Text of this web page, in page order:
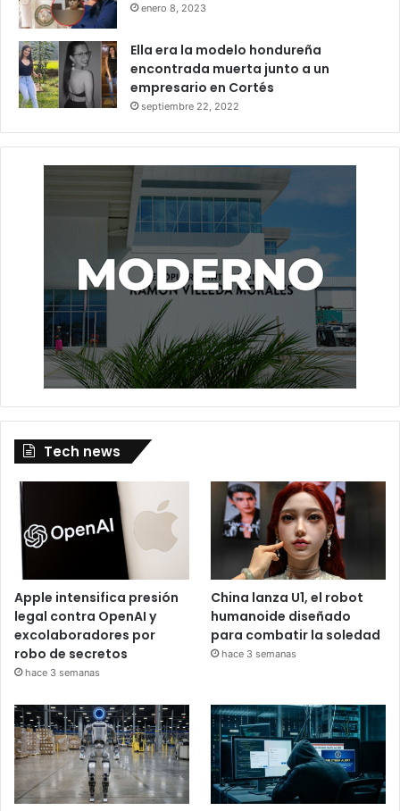
enero 8, 2023
Ella era la modelo hondureña
encontrada muerta junto a un
empresario en Cortés
septiembre 22, 2022
Tech news
Apple intensifica presión
legal contra OpenAI y
excolaboradores por
robo de secretos
hace 3 semanas
China lanza U1, el robot
humanoide diseñado
para combatir la soledad
hace 3 semanas